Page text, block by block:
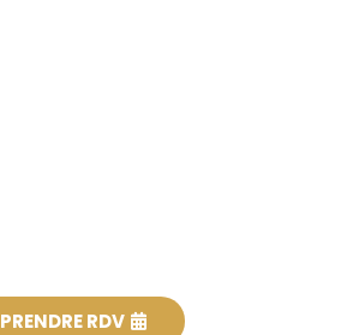
PRENDRE RDV